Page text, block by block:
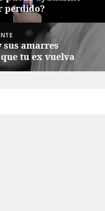
perdido?
sus amarres
tu ex vuelva